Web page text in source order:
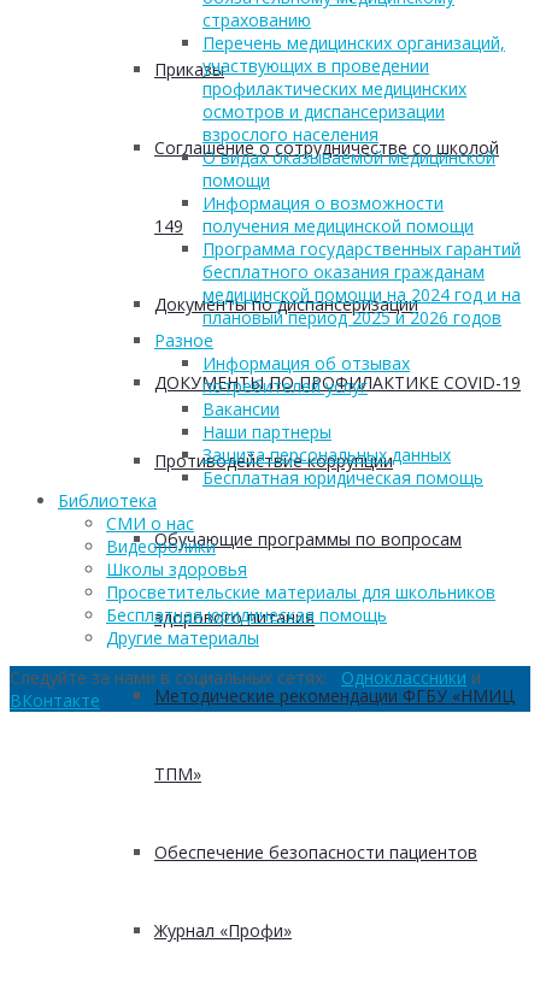
Приказы
Соглашение о сотрудничестве со школой
149
Документы по диспансеризации
ДОКУМЕНТЫ ПО ПРОФИЛАКТИКЕ COVID-19
Противодействие коррупции
Обучающие программы по вопросам
здорового питания
Методические рекомендации ФГБУ «НМИЦ
ТПМ»
Обеспечение безопасности пациентов
Журнал «Профи»
страхованию
Перечень медицинских организаций,
участвующих в проведении
профилактических медицинских
осмотров и диспансеризации
взрослого населения
О видах оказываемой медицинской
помощи
Информация о возможности
получения медицинской помощи
Программа государственных гарантий
бесплатного оказания гражданам
медицинской помощи на 2024 год и на
плановый период 2025 и 2026 годов
Разное
Информация об отзывах
потребителей услуг
Вакансии
Наши партнеры
Защита персональных данных
Бесплатная юридическая помощь
Библиотека
СМИ о нас
Видеоролики
Школы здоровья
Просветительские материалы для школьников
Бесплатная юридическая помощь
Другие материалы
Следуйте за нами в социальных сетях: Одноклассники и
ВКонтакте